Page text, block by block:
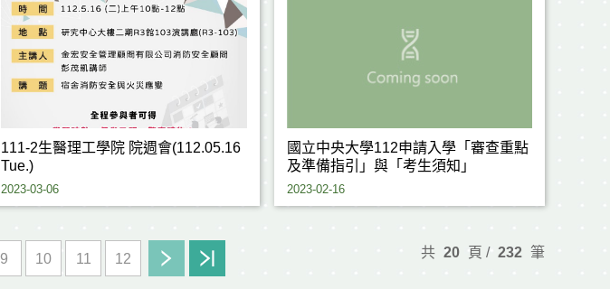
111-2生醫理工學院 院週會(112.05.16
Tue.)
2023-03-06
國立中央大學112申請入學「審查重點
及準備指引」與「考生須知」
2023-02-16
9 10 11 12 共 20 頁 / 232 筆